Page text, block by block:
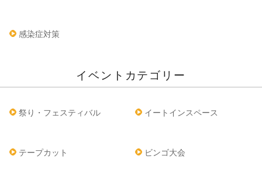
感染症対策
イベントカテゴリー
祭り・フェスティバル イートインスペース
テープカット ビンゴ大会